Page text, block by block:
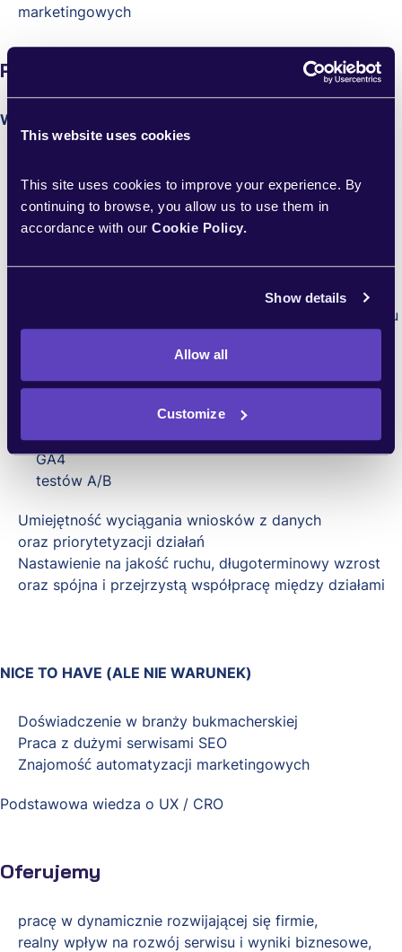
This website uses cookies
This site uses cookies to improve your experience. By
continuing to browse, you allow us to use them in
accordance with our Cookie Policy.
Show details
Allow all
Customize
marketingowych
Poszukiwane kompetencje
WYMAGANIA – BEZWZGLĘDNE
growth marketingu
SEO
performance marketingu
Doświadczenie w pracy z:
serwisami contentowymi / porównywarkami
projektami opartymi o SEO jako główne źródło ruchu
Bardzo dobra znajomość:
SEO pod intencje użytkownika
Praktyczna znajomość:
GA4
testów A/B
Umiejętność wyciągania wniosków z danych
oraz priorytetyzacji działań
Nastawienie na jakość ruchu, długoterminowy wzrost
oraz spójna i przejrzystą współpracę między działami
NICE TO HAVE (ALE NIE WARUNEK)
Doświadczenie w branży bukmacherskiej
Praca z dużymi serwisami SEO
Znajomość automatyzacji marketingowych
Podstawowa wiedza o UX / CRO
Oferujemy
pracę w dynamicznie rozwijającej się firmie,
realny wpływ na rozwój serwisu i wyniki biznesowe,